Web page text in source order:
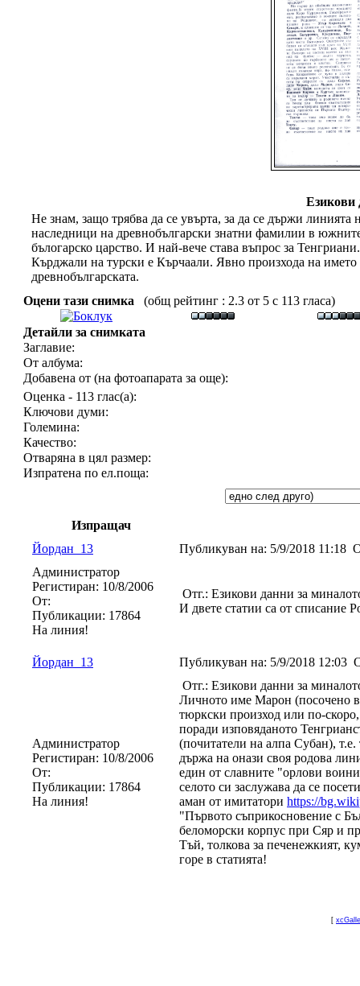
Езикови
Не знам, защо трябва да се увърта, за да се държи линията
наследници на древнобългарски знатни фамилии в
бълогарско царство. И най-вече става въпрос за
Кърджали на турски е Кърчаали. Явно произхода на
древнобългарската.
Оцени тази снимка
(общ рейтинг : 2.3 от 5 с 113 гласа)
Детайли за снимката
Заглавие:
От албума:
Добавена от (на фотоапарата за още):
Оценка - 113 глас(а):
Ключови думи:
Големина:
Качество:
Отваряна в цял размер:
Изпратена по ел.поща:
Изпращач
Йордан_13
Публикуван на: 5/9/2018 11:18
Администратор
Регистиран: 10/8/2006
От:
Публикации: 17864
На линия!
Отг.: Езикови данни за
И двете статии са от списание
Йордан_13 Публикуван на: 5/9/2018 12:03
Администратор
Регистиран: 10/8/2006
От:
Публикации: 17864
На линия!
Отг.: Езикови данни за
Личното име Марон (посочено в
тюркски произход или по-
поради изповяданото
(почитатели на алпа Субан),
държа на онази своя родова
един от славните "орлови
селото си заслужава да се
аман от имитатори https://
"Първото съприкосновение с
беломорски корпус при Сяр и
Тъй, толкова за печенежкият,
горе в статията!
[